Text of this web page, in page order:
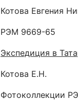
Котова Евгения
РЭМ 9669-65
Экспедиция в
Котова Е.Н.
Фотоколлекции